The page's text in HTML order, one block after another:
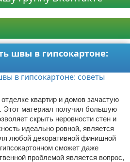
швы в гипсокартоне:
квартир и домов зачастую
Этот материал получил большую
скрыть неровности стен и
идеально ровной, является
любой декоративной финишной
сможет даже
проблемой является вопрос,